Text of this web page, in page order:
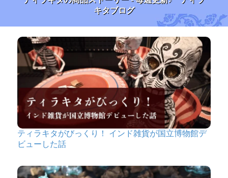
キタブログ
ティラキタがびっくり！ インド雑貨が国立博物館デ
ビューした話